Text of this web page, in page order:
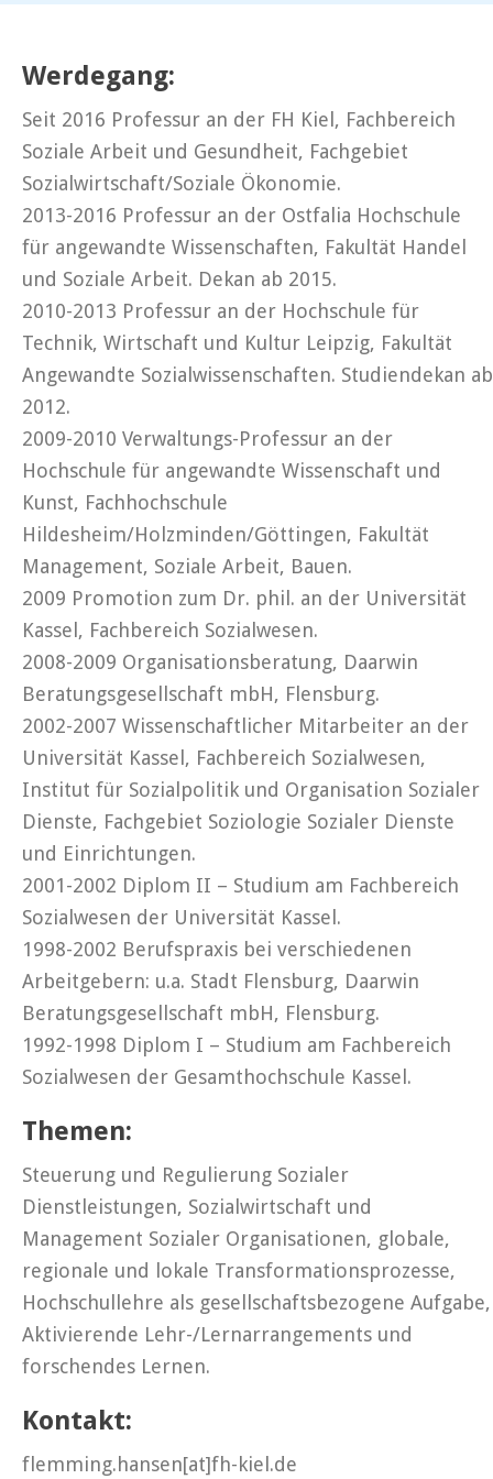
Werdegang:
Seit 2016 Professur an der FH Kiel, Fachbereich
Soziale Arbeit und Gesundheit, Fachgebiet
Sozialwirtschaft/Soziale Ökonomie.
2013-2016 Professur an der Ostfalia Hochschule
für angewandte Wissenschaften, Fakultät Handel
und Soziale Arbeit. Dekan ab 2015.
2010-2013 Professur an der Hochschule für
Technik, Wirtschaft und Kultur Leipzig, Fakultät
Angewandte Sozialwissenschaften. Studiendekan ab
2012.
2009-2010 Verwaltungs-Professur an der
Hochschule für angewandte Wissenschaft und
Kunst, Fachhochschule
Hildesheim/Holzminden/Göttingen, Fakultät
Management, Soziale Arbeit, Bauen.
2009 Promotion zum Dr. phil. an der Universität
Kassel, Fachbereich Sozialwesen.
2008-2009 Organisationsberatung, Daarwin
Beratungsgesellschaft mbH, Flensburg.
2002-2007 Wissenschaftlicher Mitarbeiter an der
Universität Kassel, Fachbereich Sozialwesen,
Institut für Sozialpolitik und Organisation Sozialer
Dienste, Fachgebiet Soziologie Sozialer Dienste
und Einrichtungen.
2001-2002 Diplom II – Studium am Fachbereich
Sozialwesen der Universität Kassel.
1998-2002 Berufspraxis bei verschiedenen
Arbeitgebern: u.a. Stadt Flensburg, Daarwin
Beratungsgesellschaft mbH, Flensburg.
1992-1998 Diplom I – Studium am Fachbereich
Sozialwesen der Gesamthochschule Kassel.
Themen:
Steuerung und Regulierung Sozialer
Dienstleistungen, Sozialwirtschaft und
Management Sozialer Organisationen, globale,
regionale und lokale Transformationsprozesse,
Hochschullehre als gesellschaftsbezogene Aufgabe,
Aktivierende Lehr-/Lernarrangements und
forschendes Lernen.
Kontakt:
flemming.hansen[at]fh-kiel.de